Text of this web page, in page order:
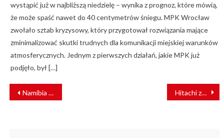
wystąpić już w najbliższą niedzielę – wynika z prognoz, które mówią,
że może spaść nawet do 40 centymetrów śniegu. MPK Wrocław
zwołało sztab kryzysowy, który przygotował rozwiązania mające
zminimalizować skutki trudnych dla komunikacji miejskiej warunków
atmosferycznych. Jednym z pierwszych działań, jakie MPK już
podjęło, był […]
NAWIGACJA
WPISU
Namibia szykuje się do stworzenia linii szybkiej kolei południowoafrykańskiej Wspólnoty Rozwoju Hitachi zaprezentował nową wersję pociągu testowego JR Central